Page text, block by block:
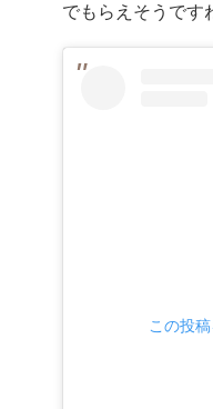
でもらえそうです
この投